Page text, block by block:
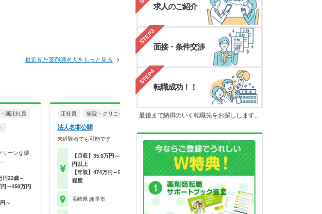
最近見た薬剤師求人をもっと見る
嘱託社員
リーンな環
円22歳～
円～450万円
～
正社員 病院・クリニック
法人名非公開
未経験者でも可能です
【月収】35.0万円～40.0万
円以上
【年収】474万円～507万円
程度
長崎県 諫早市
正社員 病院・クリニック
諫早市の心療内科病院…
【年収】440万円～600万円
長崎県 諫早市
ＪＲ長崎本線(鳥栖－長崎)
西諫早駅
求人のご紹介
STEP3
面接・条件交渉
STEP4
転職成功！！
最後まで納得のいく転職先をお探しします。